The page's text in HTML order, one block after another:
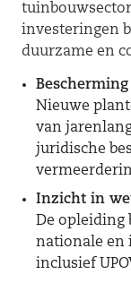
investeringen
duurzame en
Nieuwe
van
juridische
Inzicht in
De opleiding
nationale en
inclusief